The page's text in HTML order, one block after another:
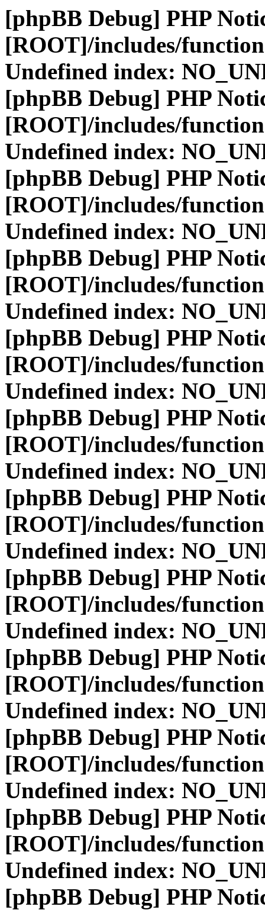
[phpBB Debug] PHP
[ROOT]/includes/
Undefined index:
[phpBB Debug] PHP
[ROOT]/includes/
Undefined index:
[phpBB Debug] PHP
[ROOT]/includes/
Undefined index:
[phpBB Debug] PHP
[ROOT]/includes/
Undefined index:
[phpBB Debug] PHP
[ROOT]/includes/
Undefined index:
[phpBB Debug] PHP
[ROOT]/includes/
Undefined index:
[phpBB Debug] PHP
[ROOT]/includes/
Undefined index:
[phpBB Debug] PHP
[ROOT]/includes/
Undefined index:
[phpBB Debug] PHP
[ROOT]/includes/
Undefined index:
[phpBB Debug] PHP
[ROOT]/includes/
Undefined index:
[phpBB Debug] PHP
[ROOT]/includes/
Undefined index:
[phpBB Debug] PHP